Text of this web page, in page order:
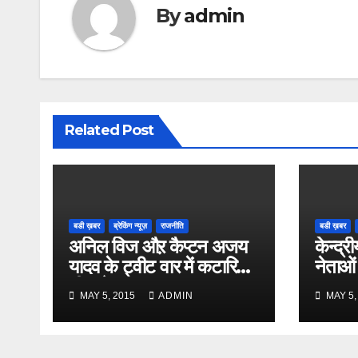
Byadmin
Related Post
बडी ख़बर ब्रेकिंग न्यूज़ राजनीति
अनिल विज औऱ कैप्टन अजय
यादव के ट्वीट वार में कटारिया
भी कूदे
MAY 5, 2015 ADMIN
बडी ख़बर
नेताओं
MAY